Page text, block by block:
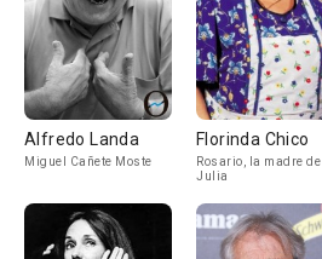
Alfredo Landa
Miguel Cañete Moste
Florinda Chico
Rosario, la madre de
Julia